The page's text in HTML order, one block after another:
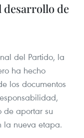
de
del Partido, la
ha hecho
los documentos
de aportar su
la nueva etapa.